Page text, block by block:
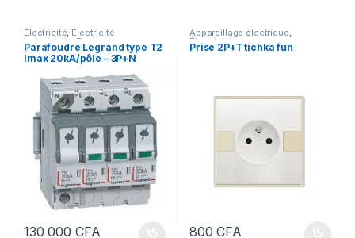
Électricité, Electricité
industrielle Protection
électrique
Parafoudre Legrand type T2
Imax 20kA/pôle – 3P+N
130 000 CFA
Appareillage électrique,
Électricité
Prise 2P+T tichka fun
800CFA